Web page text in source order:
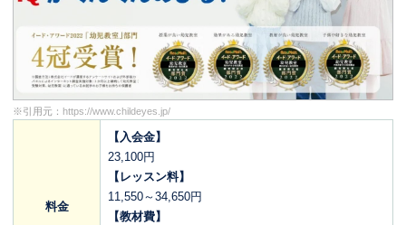
※引用元： https://www.childeyes.jp/
料金
【入会金】
23,100円
【レッスン料】
11,550～34,650円
【教材費】